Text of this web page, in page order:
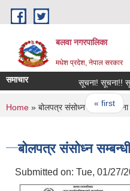
Skip to main content
बलवा नगरपालिका
मधेश प्रदेश, नेपाल सरकार
समाचार सूचना! सूचना!!
Pages
« first
You are here
Home » बोलपत्र संसोध्न सम्बन्धी सूचना
बोलपत्र संसोध्न
Submitted on: Tue, 01/27/